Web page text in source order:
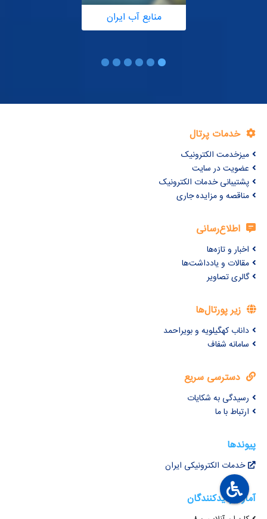
منابع آب ایران
خدمات پرتال
میزخدمت الکترونیک
عضویت در سایت
پشتیبانی خدمات الکترونیک
مناقصه و مزایده جاری
اطلاع‌رسانی
اخبار و تازه‌ها
مقالات و یادداشت‌ها
گالری تصاویر
زیر پورتال‌ها
داناب کهگیلویه و بویراحمد
سامانه شفاف
دسترسی سریع
رسیدگی به شکایات
ارتباط با ما
پیوندها
خدمات الکترونیکی ایران
آمار بازدیدکنندگان